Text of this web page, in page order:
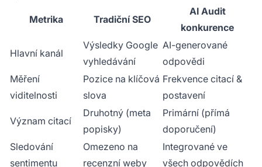
Metrika Tradiční SEO
AI Audit
konkurence
Hlavní kanál
Výsledky Google
vyhledávání
AI-generované
odpovědi
Měření
viditelnosti
Pozice na klíčová
slova
Frekvence citací &
postavení
Význam citací
Druhotný (meta
popisky)
Primární (přímá
doporučení)
Sledování
sentimentu
Omezeno na
recenzní weby
Integrované ve
všech odpovědích